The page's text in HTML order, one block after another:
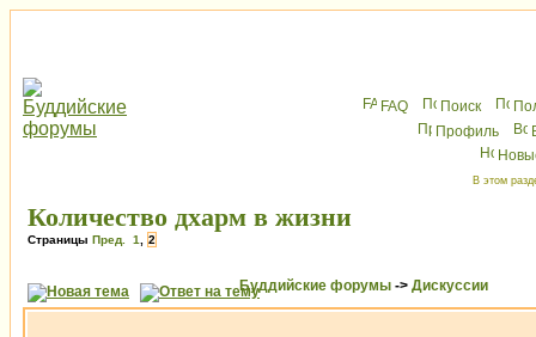
FAQ Поиск
Профиль
В этом
Количество дхарм в жизни
Страницы Пред. 1 2
Буддийские форумы -> Дискуссии